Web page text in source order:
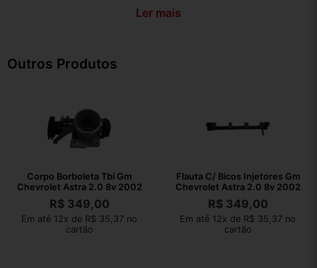
Ler mais
Outros Produtos
Corpo Borboleta Tbi Gm
Chevrolet Astra 2.0 8v 2002
R$349,00
Em até 12x de R$ 35,37 no
cartão
Flauta C/ Bicos Injetores Gm
Chevrolet Astra 2.0 8v 2002
R$349,00
Em até 12x de R$ 35,37 no
cartão